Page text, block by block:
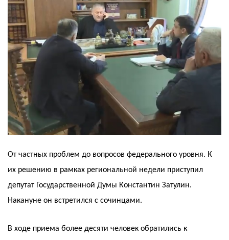
От частных проблем до вопросов федерального уровня. К
их решению в рамках региональной недели приступил
депутат Государственной Думы Константин Затулин.
Накануне он встретился с сочинцами.
В ходе приема более десяти человек обратились к